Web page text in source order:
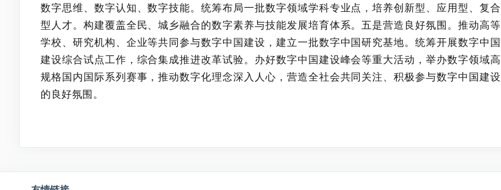
数字思维、数字认知、数字技能。统筹布局一批数字领域学科专业点，培养创新型、应用型、复合
型人才。构建覆盖全民、城乡融合的数字素养与技能发展培育体系。五是营造良好氛围。推动高等
学校、研究机构、企业等共同参与数字中国建设，建立一批数字中国研究基地。统筹开展数字中国
建设综合试点工作，综合集成推进改革试验。办好数字中国建设峰会等重大活动，举办数字领域高
规格国内国际系列赛事，推动数字化理念深入人心，营造全社会共同关注、积极参与数字中国建设
的良好氛围。